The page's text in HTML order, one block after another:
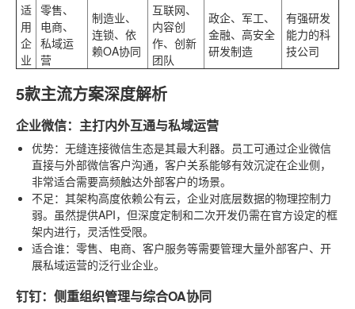
适
用
企
业
零售、
电商、
私域运
营
制造业、
连锁、依
赖OA协同
互联网、
内容创
作、创新
团队
政企、军工、
金融、高安全
研发制造
有强研发
能力的科
技公司
5款主流方案深度解析
企业微信：主打内外互通与私域运营
优势：无缝连接微信生态是其最大利器。员工可通过企业微信
直接与外部微信客户沟通，客户关系能够有效沉淀在企业侧，
非常适合需要高频触达外部客户的场景。
不足：其架构高度依赖公有云，企业对底层数据的物理控制力
弱。虽然提供API，但深度定制和二次开发仍需在官方设定的框
架内进行，灵活性受限。
适合谁：零售、电商、客户服务等需要管理大量外部客户、开
展私域运营的泛行业企业。
钉钉：侧重组织管理与综合OA协同